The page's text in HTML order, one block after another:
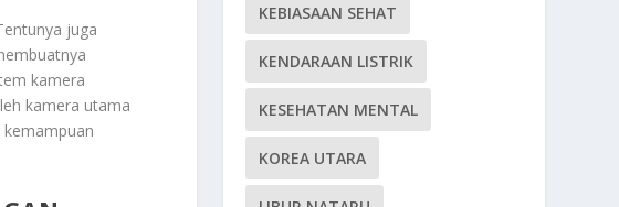
juga
kamera
kamera utama
KEBIASAAN SEHAT
KENDARAAN LISTRIK
KESEHATAN MENTAL
KOREA UTARA